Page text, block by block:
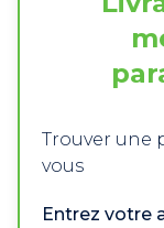
Trouver une
vous
Entrez votre